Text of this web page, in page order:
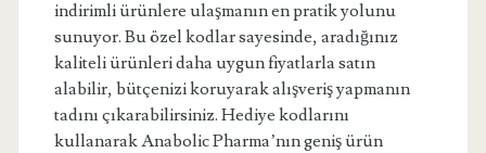
indirimli ürünlere ulaşmanın en pratik yolunu
sunuyor. Bu özel kodlar sayesinde, aradığınız
kaliteli ürünleri daha uygun fiyatlarla satın
alabilir, bütçenizi koruyarak alışveriş yapmanın
tadını çıkarabilirsiniz. Hediye kodlarını
kullanarak Anabolic Pharma’nın geniş ürün